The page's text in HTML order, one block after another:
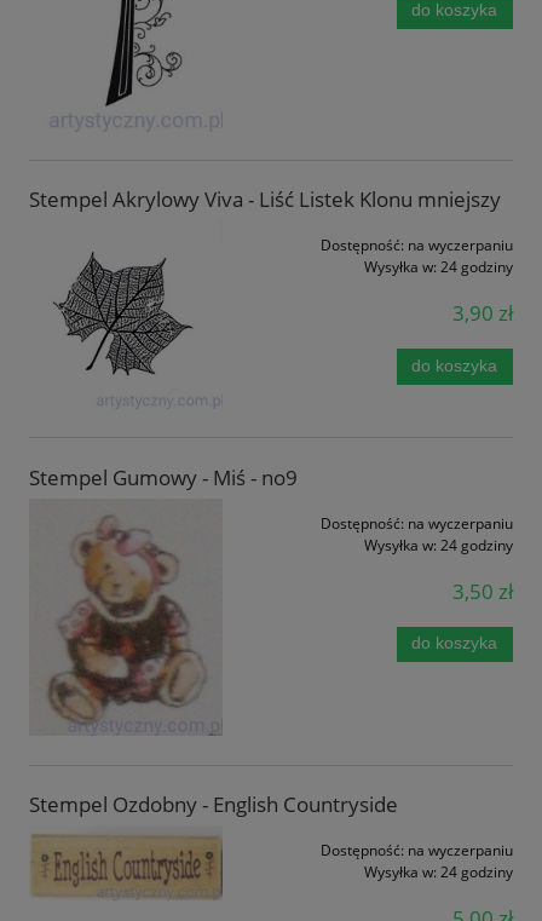
do koszyka
Stempel Akrylowy Viva - Liść Listek Klonu mniejszy
Dostępność: na wyczerpaniu
Wysyłka w: 24 godziny
3,90 zł
do koszyka
Stempel Gumowy - Miś - no9
Dostępność: na wyczerpaniu
Wysyłka w: 24 godziny
3,50 zł
do koszyka
Stempel Ozdobny - English Countryside
Dostępność: na wyczerpaniu
Wysyłka w: 24 godziny